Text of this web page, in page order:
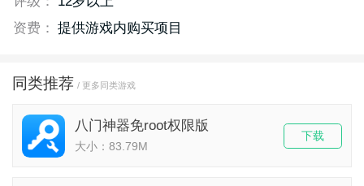
资费： 提供游戏内购买项目
同类推荐 / 更多同类游戏
八门神器免root权限版
大小：83.79M
下载